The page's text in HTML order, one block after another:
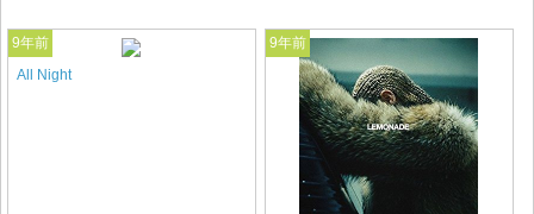
9年前
All Night
9年前